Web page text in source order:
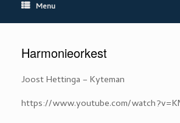
Menu
Harmonieorkest
Joost Hettinga – Kyteman
https://www.youtube.com/